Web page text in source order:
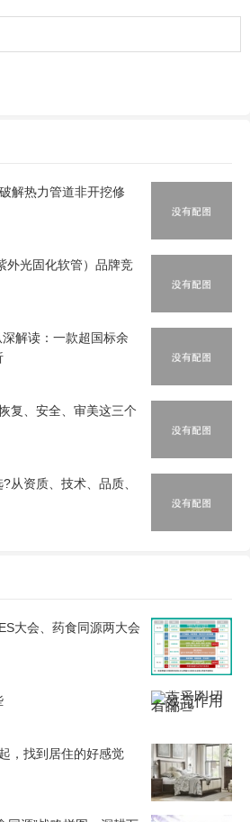
解热力管道非开挖修
外光固化软管）品牌竞
解读：一款超国标余
复、安全、审美这三个
从资质、技术、品质、
大会、药食同源两大会
，找到居住的好感觉